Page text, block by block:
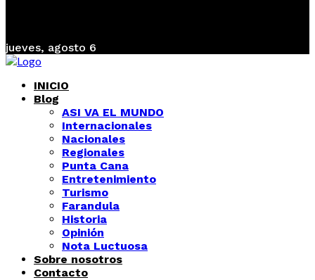
jueves, agosto 6
INICIO
Blog
ASI VA EL MUNDO
Internacionales
Nacionales
Regionales
Punta Cana
Entretenimiento
Turismo
Farandula
Historia
Opinión
Nota Luctuosa
Sobre nosotros
Contacto